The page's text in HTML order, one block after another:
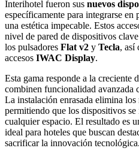
Interihotel fueron sus nuevos
específicamente para integrarse en
una estética impecable. Estos
nivel de pared de dispositivos
los pulsadores Flat v2 y Tecla, así
accesos IWAC Display.
Esta gama responde a la creciente
combinen funcionalidad avanzada
La instalación enrasada elimina
permitiendo que los dispositivos se
cualquier espacio. El resultado es
ideal para hoteles que buscan
sacrificar la innovación tecnológica.